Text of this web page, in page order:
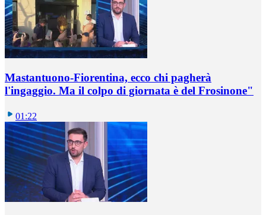
Mastantuono-Fiorentina, ecco chi pagherà
l'ingaggio. Ma il colpo di giornata è del Frosinone"
01:22